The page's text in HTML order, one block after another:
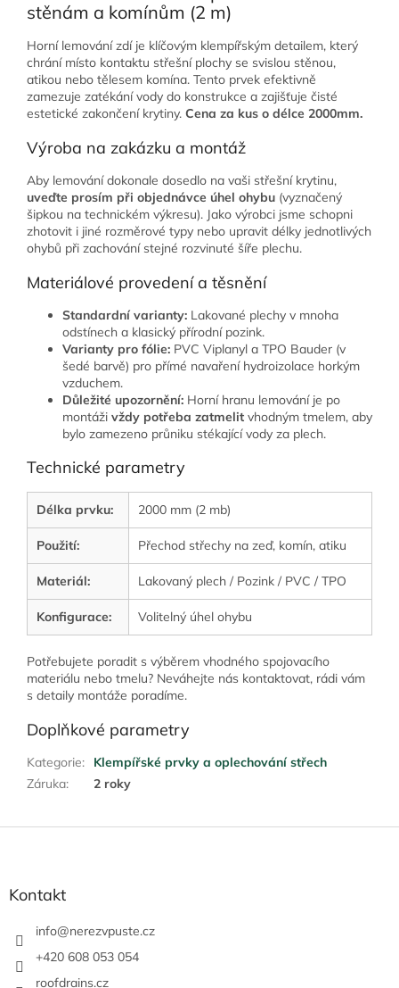
stěnám a komínům (2 m)
Horní lemování zdí je klíčovým klempířským detailem, který
chrání místo kontaktu střešní plochy se svislou stěnou,
atikou nebo tělesem komína. Tento prvek efektivně
zamezuje zatékání vody do konstrukce a zajišťuje čisté
estetické zakončení krytiny. Cena za kus o délce 2000mm.
Výroba na zakázku a montáž
Aby lemování dokonale dosedlo na vaši střešní krytinu,
uveďte prosím při objednávce úhel ohybu (vyznačený
šipkou na technickém výkresu). Jako výrobci jsme schopni
zhotovit i jiné rozměrové typy nebo upravit délky jednotlivých
ohybů při zachování stejné rozvinuté šíře plechu.
Materiálové provedení a těsnění
Standardní varianty: Lakované plechy v mnoha
odstínech a klasický přírodní pozink.
Varianty pro fólie: PVC Viplanyl a TPO Bauder (v
šedé barvě) pro přímé navaření hydroizolace horkým
vzduchem.
Důležité upozornění: Horní hranu lemování je po
montáži vždy potřeba zatmelit vhodným tmelem, aby
bylo zamezeno průniku stékající vody za plech.
Technické parametry
Délka prvku: 2000 mm (2 mb)
Použití: Přechod střechy na zeď, komín, atiku
Materiál: Lakovaný plech / Pozink / PVC / TPO
Konfigurace: Volitelný úhel ohybu
Potřebujete poradit s výběrem vhodného spojovacího
materiálu nebo tmelu? Neváhejte nás kontaktovat, rádi vám
s detaily montáže poradíme.
Doplňkové parametry
Kategorie:
Klempířské prvky a oplechování střech
Záruka: 2 roky
Z
Kontakt
info@nerezvpuste.cz
+420 608 053 054
roofdrains.cz